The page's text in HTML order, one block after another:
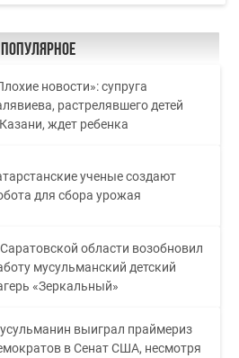
Популярное
новости»: супруга
растрелявшего детей
ждет ребенка
ученые создают
для сбора урожая
области возобновил
мусульманский детский
«Зеркальный»
выиграл праймериз
в Сенат США, несмотря